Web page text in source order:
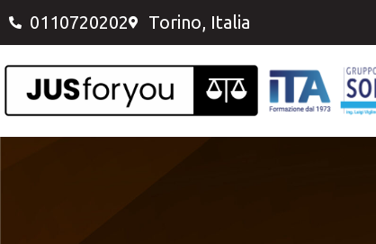
0110720202 Torino, Italia